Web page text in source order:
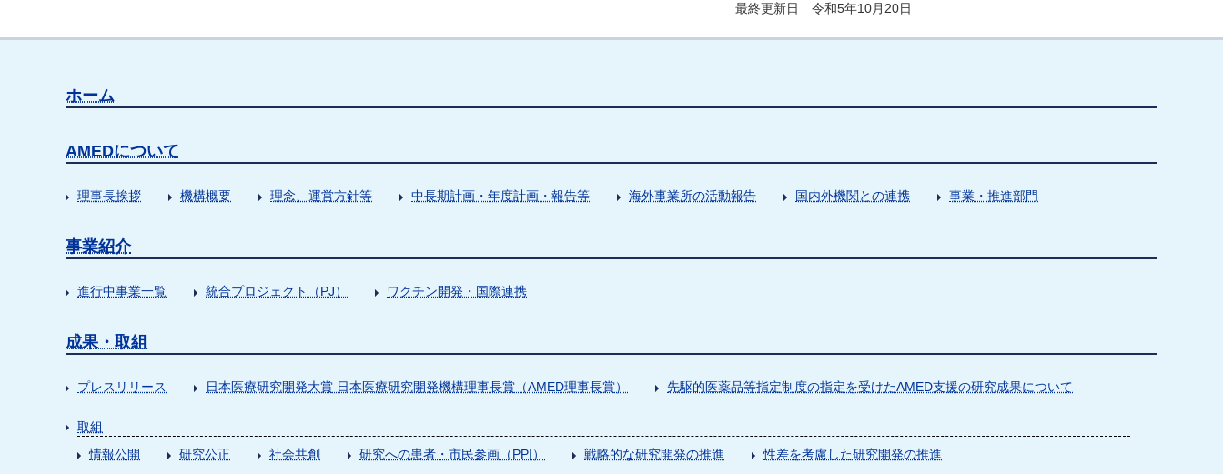
最終更新日 令和5年10月20日
ホーム
AMEDについて
理事長挨拶 機構概要 理念、運営方針等 中長期計画・年度計画・報告等 海外事業所の活動報告 国内外機関との連携 事業・推進部門
事業紹介
進行中事業一覧 統合プロジェクト（PJ） ワクチン開発・国際連携
成果・取組
プレスリリース 日本医療研究開発大賞 日本医療研究開発機構理事長賞（AMED理事長賞） 先駆的医薬品等指定制度の指定を受けたAMED支援の研究成果について
取組
情報公開
研究公正 社会共創 研究への患者・市民参画（PPI） 戦略的な研究開発の推進 性差を考慮した研究開発の推進